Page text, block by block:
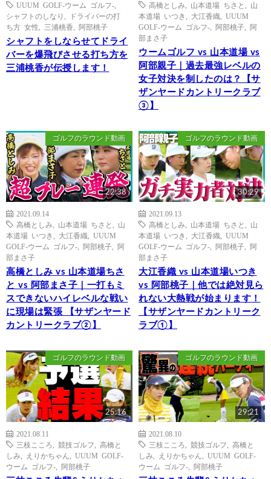
UUUM GOLF-ウーム ゴルフ-
シャフトのしなり
ドライバーの打
ち方 女性
三浦桃香 阿部桃子
シャフトをしならせてドライ
バーを爆飛びさせる打ち方を
三浦桃香が伝授します！
高橋としみ
山本道場 ちさと
山
本道場 いつき
大江香織
UUUM
GOLF-ウーム ゴルフ-
阿部桃子
阿
部まさ子
ウームゴルフ vs 山本道場 vs
阿部親子｜過去最強レベルの
女子対決を制したのは？【サ
ザンヤードカントリークラブ
③】
ゴルフのラウンド動画
22:38
2021.09.14
高橋としみ
山本道場 ちさと
山
本道場 いつき
大江香織
UUUM
GOLF-ウーム ゴルフ-
阿部桃子
阿
部まさ子
高橋としみ vs 山本道場ちさ
と vs 阿部まさ子｜一打もミ
スできないハイレベルな戦い
に現場は緊張 【サザンヤード
カントリークラブ②】
ゴルフのラウンド動画
30:29
2021.09.13
高橋としみ
山本道場 ちさと
山
本道場 いつき
大江香織
UUUM
GOLF-ウーム ゴルフ-
阿部桃子
阿
部まさ子
大江香織 vs 山本道場いつき
vs 阿部桃子｜他では絶対見ら
れない大熱戦が始まります！
【サザンヤードカントリーク
ラブ①】
ゴルフのラウンド動画
25:16
2021.08.11
三枝こころ
競技ゴルフ
高橋と
しみ
えりかちゃん
UUUM GOLF-
ウーム ゴルフ-
阿部桃子
ゴルフのラウンド動画
29:21
2021.08.10
三枝こころ
競技ゴルフ
高橋と
しみ
えりかちゃん
UUUM GOLF-
ウーム ゴルフ-
阿部桃子